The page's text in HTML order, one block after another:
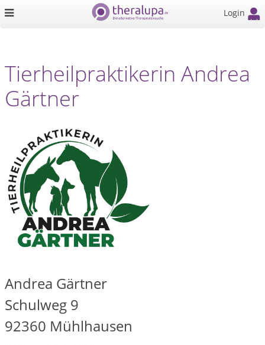
Login
Tierheilpraktikerin Andrea
Gärtner
Andrea Gärtner
Schulweg 9
92360 Mühlhausen